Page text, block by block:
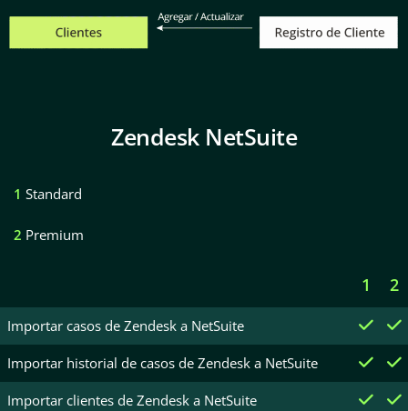
Zendesk NetSuite
1 Standard
2 Premium
1 2
Importar casos de Zendesk a NetSuite
Importar historial de casos de Zendesk a NetSuite
Importar clientes de Zendesk a NetSuite